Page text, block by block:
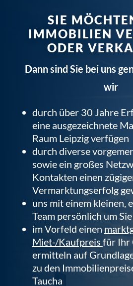
SIE
IMMOBILIEN
ODER
Dann sind Sie bei uns
wir
durch über 30 Jahre
eine ausgezeichnete
Raum Leipzig verfügen
durch diverse
sowie ein großes
Kontakten einen
Vermarktungserfolg
uns mit einem kleinen,
Team persönlich um
im Vorfeld einen
Miet-/Kaufpreis für Ihr
ermitteln auf
zu den
Taucha